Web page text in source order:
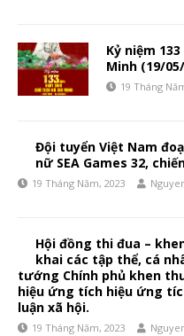
Kỷ niệm
Minh (19/
19 Tháng
Đội tuyển Việt Nam
nữ SEA Games 32,
19 Tháng Năm, 2023
Hội đồng thi đua –
khai các tập thể, cá
tướng Chính phủ khen
hiệu ứng tích hiệu ứng
luận xã hội.
19 Tháng Năm, 2023